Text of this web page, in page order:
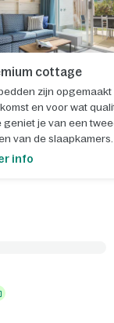
cottage
zijn opgemaakt
en voor wat
geniet je van een
van de slaapkamers.
info